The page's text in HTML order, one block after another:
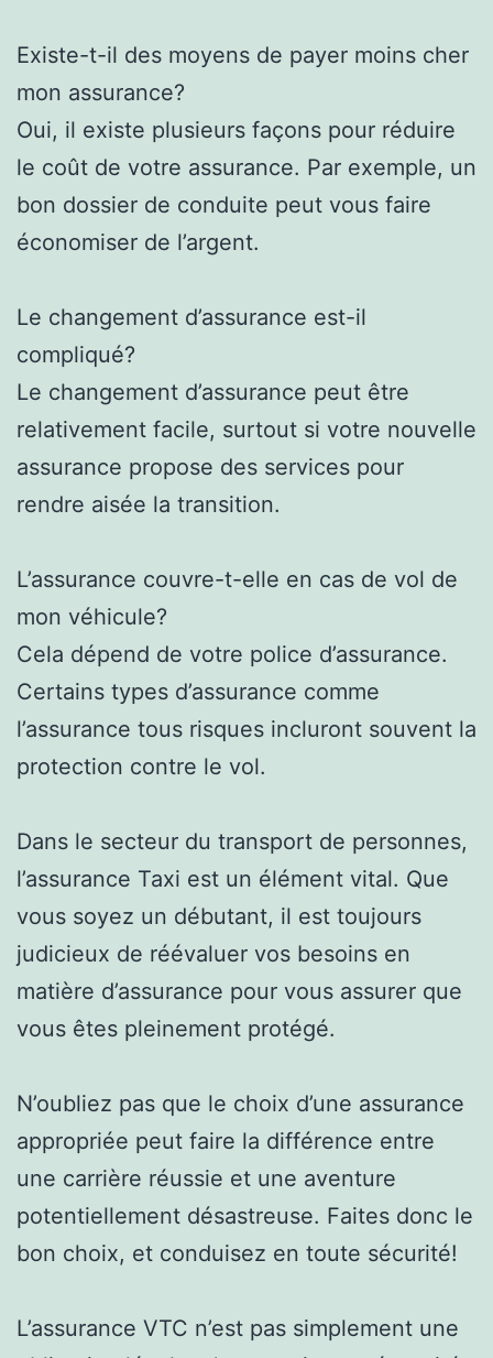
Existe-t-il des moyens de payer moins cher
mon assurance?
Oui, il existe plusieurs façons pour réduire
le coût de votre assurance. Par exemple, un
bon dossier de conduite peut vous faire
économiser de l’argent.
Le changement d’assurance est-il
compliqué?
Le changement d’assurance peut être
relativement facile, surtout si votre nouvelle
assurance propose des services pour
rendre aisée la transition.
L’assurance couvre-t-elle en cas de vol de
mon véhicule?
Cela dépend de votre police d’assurance.
Certains types d’assurance comme
l’assurance tous risques incluront souvent la
protection contre le vol.
Dans le secteur du transport de personnes,
l’assurance Taxi est un élément vital. Que
vous soyez un débutant, il est toujours
judicieux de réévaluer vos besoins en
matière d’assurance pour vous assurer que
vous êtes pleinement protégé.
N’oubliez pas que le choix d’une assurance
appropriée peut faire la différence entre
une carrière réussie et une aventure
potentiellement désastreuse. Faites donc le
bon choix, et conduisez en toute sécurité!
L’assurance VTC n’est pas simplement une